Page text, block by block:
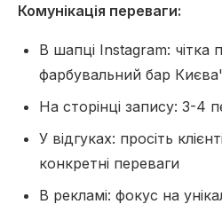
Комунікація переваги:
В шапці Instagram: чітка
фарбувальний бар
На сторінці запису: 3-4
У відгуках: просіть
конкретні переваги
В рекламі: фокус на